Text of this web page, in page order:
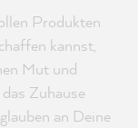
Produkten
kannst,
Mut und
Zuhause
an Deine